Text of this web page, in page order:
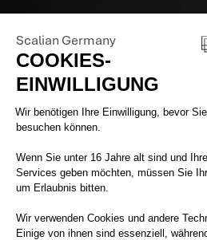
Scalian Germany
COOKIES-
EINWILLIGUNG
Wir benötigen Ihre Einwilligung, bevor Sie unsere Website weiter
besuchen können.
Wenn Sie unter 16 Jahre alt sind und
Services geben möchten, müssen Sie
um Erlaubnis bitten.
Wir verwenden Cookies und andere
Einige von ihnen sind essenziell,